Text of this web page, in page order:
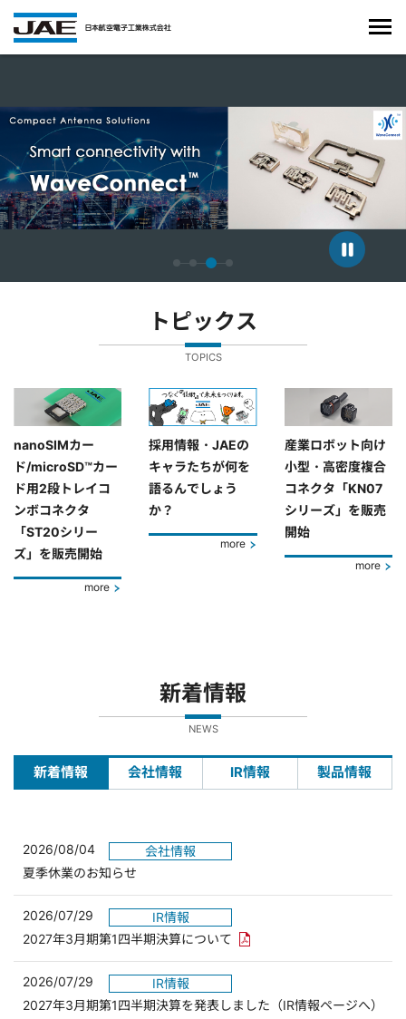
トピックス
TOPICS
nanoSIMカー
ド/microSD™カー
ド用2段トレイコ
ンボコネクタ
「ST20シリー
ズ」を販売開始
more
採用情報・JAEの
キャラたちが何を
語るんでしょう
か？
more
産業ロボット向け
小型・高密度複合
コネクタ「KN07
シリーズ」を販売
開始
more
新着情報
NEWS
新着情報 会社情報 IR情報 製品情報
2026/08/04
会社情報
夏季休業のお知らせ
2026/07/29
IR情報
2027年3月期第1四半期決算について PDFリンクを新しいウィンド
2026/07/29
IR情報
2027年3月期第1四半期決算を発表しました（IR情報ページへ）